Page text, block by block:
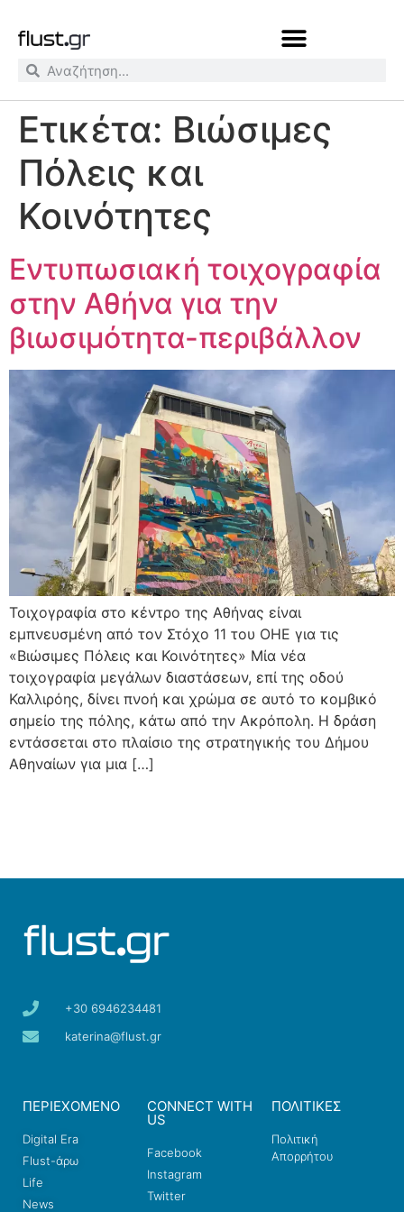
Ετικέτα: Βιώσιμες
Πόλεις και
Κοινότητες
Εντυπωσιακή τοιχογραφία
στην Αθήνα για την
βιωσιμότητα-περιβάλλον
Τοιχογραφία στο κέντρο της Αθήνας είναι
εμπνευσμένη από τον Στόχο 11 του ΟΗΕ για τις
«Βιώσιμες Πόλεις και Κοινότητες» Μία νέα
τοιχογραφία μεγάλων διαστάσεων, επί της οδού
Καλλιρόης, δίνει πνοή και χρώμα σε αυτό το κομβικό
σημείο της πόλης, κάτω από την Ακρόπολη. Η δράση
εντάσσεται στο πλαίσιο της στρατηγικής του Δήμου
Αθηναίων για μια […]
+30 6946234481
katerina@flust.gr
ΠΕΡΙΕΧΟΜΕΝΟ
Digital Era
Flust-άρω
Life
News
CONNECT WITH
US
Facebook
Instagram
Twitter
ΠΟΛΙΤΙΚΕΣ
Πολιτική
Απορρήτου